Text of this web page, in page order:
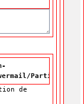
Partials/
de